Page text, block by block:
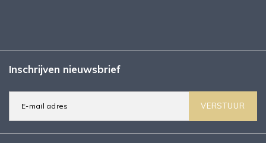
Inschrijven nieuwsbrief
VERSTUUR